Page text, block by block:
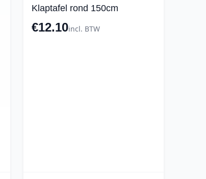
Klaptafel rond 150cm
€12.10incl. BTW